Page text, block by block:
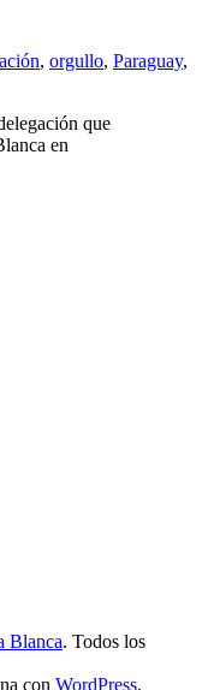
, orgullo, Paraguay,
que
en
Blanca. Todos los
con WordPress.